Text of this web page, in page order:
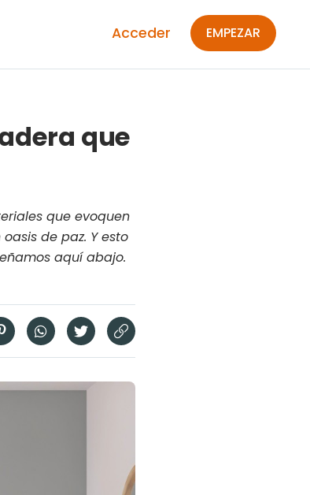
EMPEZAR
Acceder
que
que evoquen
de paz. Y esto
aquí abajo.